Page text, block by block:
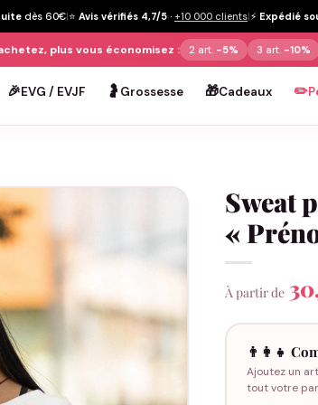
dès 60€|⭐ Avis vérifiés 4,7/5 · +10 000 clients|⚡ Expédié
plus vous économisez : 2 art. -5% 3 art. -10%
🎉EVG / EVJF 🤰 Grossesse 🎁Cadeaux ✏️
Sweat
«
À partir de
👨‍👩‍👧
Ajoutez un
tout votre